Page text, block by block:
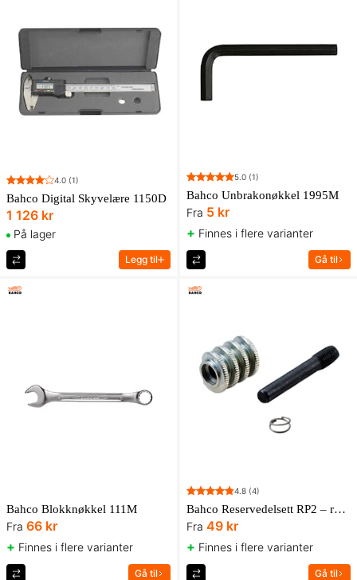
4.0 (1)
Bahco Digital Skyvelære 1150D
1 126 kr
På lager
Legg til
5.0 (1)
Bahco Unbrakonøkkel 1995M
Fra 5 kr
+ Finnes i flere varianter
Gå til
Bahco Blokknøkkel 111M
Fra 66 kr
+ Finnes i flere varianter
Gå til
4.8 (4)
Bahco Reservedelsett RP2 – rulle, stift og fjær til skiftenøkler i 80- og 90-serien
Fra 49 kr
+ Finnes i flere varianter
Gå til